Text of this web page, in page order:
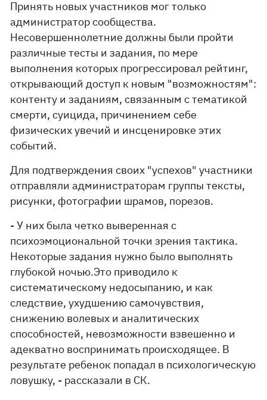
Принять новых участников мог только
администратор сообщества.
Несовершеннолетние должны были пройти
различные тесты и задания, по мере
выполнения которых прогрессировал рейтинг,
открывающий доступ к новым "возможностям":
контенту и заданиям, связанным с тематикой
смерти, суицида, причинением себе
физических увечий и инсценировке этих
событий.
Для подтверждения своих "успехов" участники
отправляли администраторам группы тексты,
рисунки, фотографии шрамов, порезов.
- У них была четко выверенная с
психоэмоциональной точки зрения тактика.
Некоторые задания нужно было выполнять
глубокой ночью.Это приводило к
систематическому недосыпанию, и как
следствие, ухудшению самочувствия,
снижению волевых и аналитических
способностей, невозможности взвешенно и
адекватно воспринимать происходящее. В
результате ребенок попадал в психологическую
ловушку, - рассказали в СК.